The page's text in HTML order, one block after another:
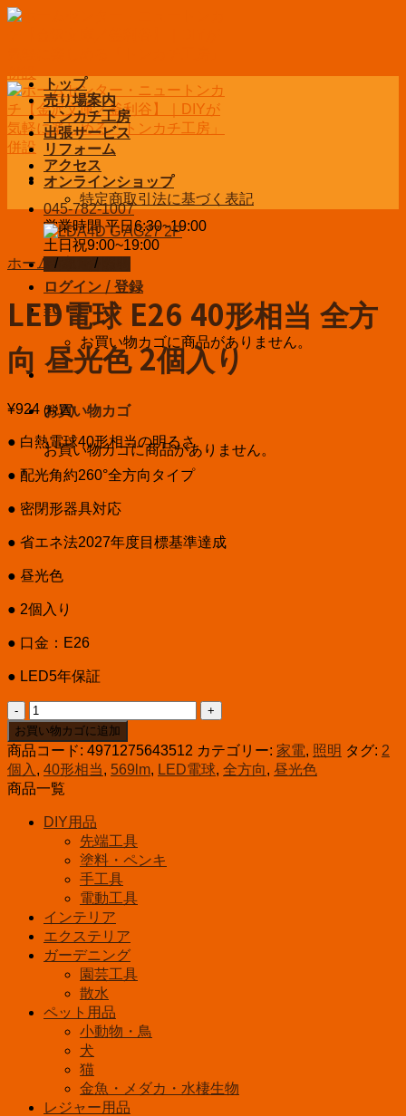
Skip
045-782-1007
営業時間 平日6:30~19:00
土日祝9:00~19:00
お問い合わせ
ログイン / 登録
¥0
お買い物カゴに商品がありません。
お買い物カゴ
お買い物カゴに商品がありません。
トップ
売り場案内
トンカチ工房
出張サービス
リフォーム
アクセス
オンラインショップ
特定商取引法に基づく表記
ホーム / /
LED電球 E26 40形相当 全方
向 昼光色 2個入り
¥924 (税込)
● 白熱電球40形相当の明るさ
● 配光角約260°全方向タイプ
● 密閉形器具対応
● 省エネ法2027年度目標基準達成
● 昼光色
● 2個入り
● 口金：E26
● LED5年保証
LED
電
球
E26
40
形
お買い物カゴに追加
商品コード: 4971275643512 カテゴリー: 家電, 照明 タグ: 2
個入 , 40形相当, 569lm, LED電球, 全方向, 昼光色
商品一覧
DIY用品
先端工具
塗料・ペンキ
手工具
電動工具
インテリア
エクステリア
ガーデニング
園芸工具
散水
ペット用品
小動物・鳥
犬
猫
金魚・メダカ・水棲生物
レジャー用品